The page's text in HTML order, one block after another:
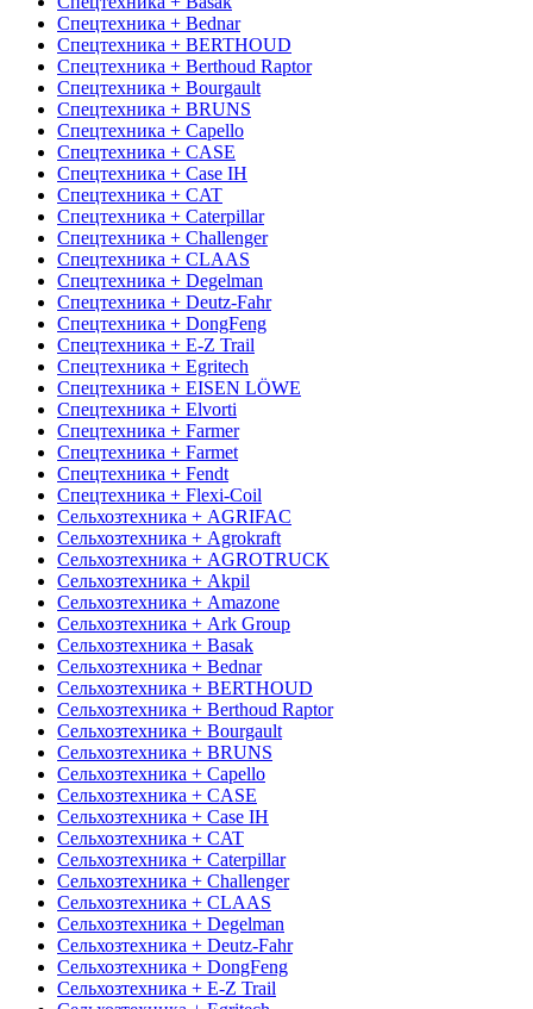
Спецтехника + Bednar
Спецтехника + BERTHOUD
Спецтехника + Berthoud Raptor
Спецтехника + Bourgault
Спецтехника + BRUNS
Спецтехника + Capello
Спецтехника + CASE
Спецтехника + Case IH
Спецтехника + CAT
Спецтехника + Caterpillar
Спецтехника + Challenger
Спецтехника + CLAAS
Спецтехника + Degelman
Спецтехника + Deutz-Fahr
Спецтехника + DongFeng
Спецтехника + E-Z Trail
Спецтехника + Egritech
Спецтехника + EISEN LÖWE
Спецтехника + Elvorti
Спецтехника + Farmer
Спецтехника + Farmet
Спецтехника + Fendt
Спецтехника + Flexi-Coil
Сельхозтехника + AGRIFAC
Сельхозтехника + Agrokraft
Сельхозтехника + AGROTRUCK
Сельхозтехника + Akpil
Сельхозтехника + Amazone
Сельхозтехника + Ark Group
Сельхозтехника + Basak
Сельхозтехника + Bednar
Сельхозтехника + BERTHOUD
Сельхозтехника + Berthoud Raptor
Сельхозтехника + Bourgault
Сельхозтехника + BRUNS
Сельхозтехника + Capello
Сельхозтехника + CASE
Сельхозтехника + Case IH
Сельхозтехника + CAT
Сельхозтехника + Caterpillar
Сельхозтехника + Challenger
Сельхозтехника + CLAAS
Сельхозтехника + Degelman
Сельхозтехника + Deutz-Fahr
Сельхозтехника + DongFeng
Сельхозтехника + E-Z Trail